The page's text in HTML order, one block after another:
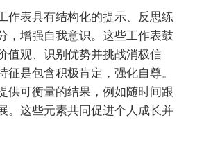
作表具有结构化的提示、反思练
，增强自我意识。这些工作表鼓
值观、识别优势并挑战消极信
征是包含积极肯定，强化自尊。
供可衡量的结果，例如随时间跟
。这些元素共同促进个人成长并